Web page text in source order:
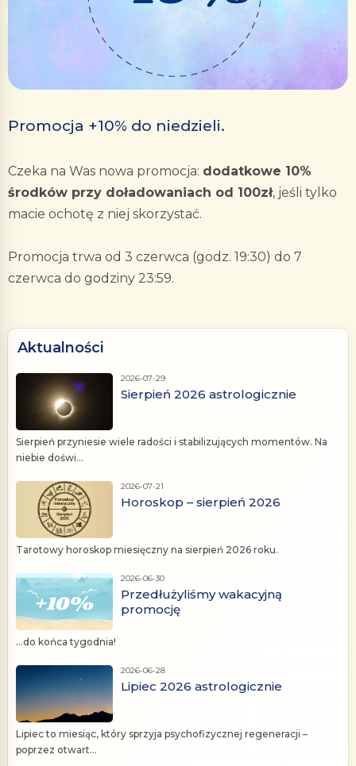
Promocja +10% do niedzieli.
Czeka na Was nowa promocja: dodatkowe 10%
środków przy doładowaniach od 100zł, jeśli tylko
macie ochotę z niej skorzystać.
Promocja trwa od 3 czerwca (godz. 19:30) do 7
czerwca do godziny 23:59.
Aktualności
2026-07-29
Sierpień 2026 astrologicznie
Sierpień przyniesie wiele radości i stabilizujących momentów. Na
niebie doświ...
2026-07-21
Horoskop – sierpień 2026
Tarotowy horoskop miesięczny na sierpień 2026 roku.
2026-06-30
Przedłużyliśmy wakacyjną
promocję
...do końca tygodnia!
2026-06-28
Lipiec 2026 astrologicznie
Lipiec to miesiąc, który sprzyja psychofizycznej regeneracji –
poprzez otwart...